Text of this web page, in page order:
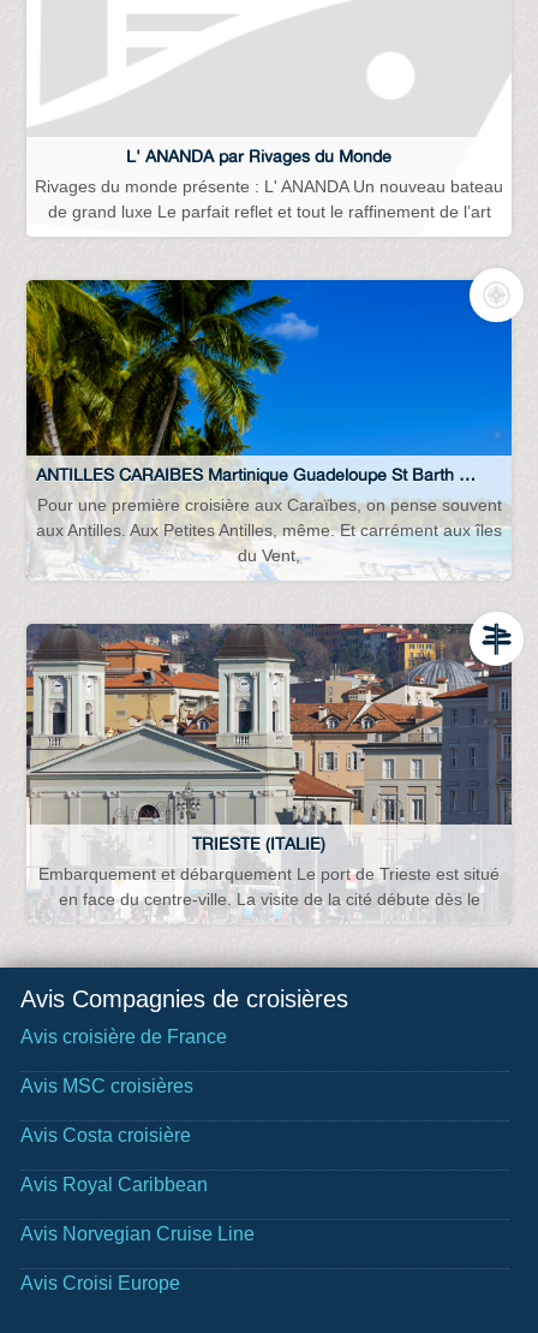
L' ANANDA par Rivages du Monde
Rivages du monde présente : L' ANANDA Un nouveau bateau
de grand luxe Le parfait reflet et tout le raffinement de l’art
ANTILLES CARAIBES Martinique Guadeloupe St Barth Rep-Dominique, Rep Dominicaine
Pour une première croisière aux Caraïbes, on pense souvent
aux Antilles. Aux Petites Antilles, même. Et carrément aux îles
du Vent,
TRIESTE (ITALIE)
Embarquement et débarquement Le port de Trieste est situé
en face du centre-ville. La visite de la cité débute dès le
Avis Compagnies de croisières
Avis croisière de France
Avis MSC croisières
Avis Costa croisière
Avis Royal Caribbean
Avis Norvegian Cruise Line
Avis Croisi Europe